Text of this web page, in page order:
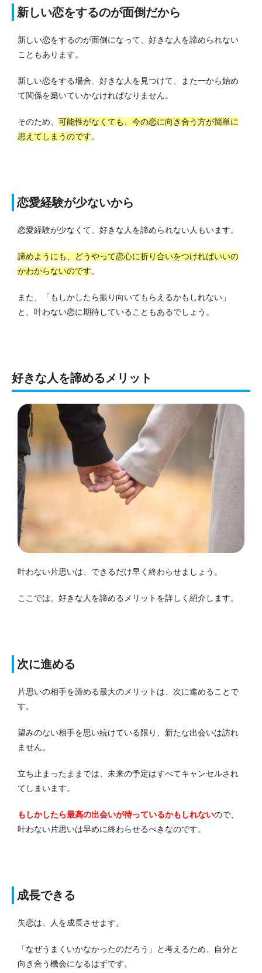
新しい恋をするのが面倒だから
新しい恋をするのが面倒になって、好きな人を諦められない
こともあります。
新しい恋をする場合、好きな人を見つけて、また一から始め
て関係を築いていかなければなりません。
そのため、 可能性がなくても、今の恋に向き合う方が簡単に
思えてしまうのです。
恋愛経験が少ないから
恋愛経験が少なくて、好きな人を諦められない人もいます。
諦めようにも、どうやって恋心に折り合いをつければいいの
かわからないのです。
また、「もしかしたら振り向いてもらえるかもしれない」
と、叶わない恋に期待していることもあるでしょう。
好きな人を諦めるメリット
叶わない片思いは、できるだけ早く終わらせましょう。
ここでは、好きな人を諦めるメリットを詳しく紹介します。
次に進める
片思いの相手を諦める最大のメリットは、次に進めることで
す。
望みのない相手を思い続けている限り、新たな出会いは訪れ
ません。
立ち止まったままでは、未来の予定はすべてキャンセルされ
てしまいます。
もしかしたら最高の出会いが待っているかもしれないので、
叶わない片思いは早めに終わらせるべきなのです。
成長できる
失恋は、人を成長させます。
「なぜうまくいかなかったのだろう」と考えるため、自分と
向き合う機会になるはずです。